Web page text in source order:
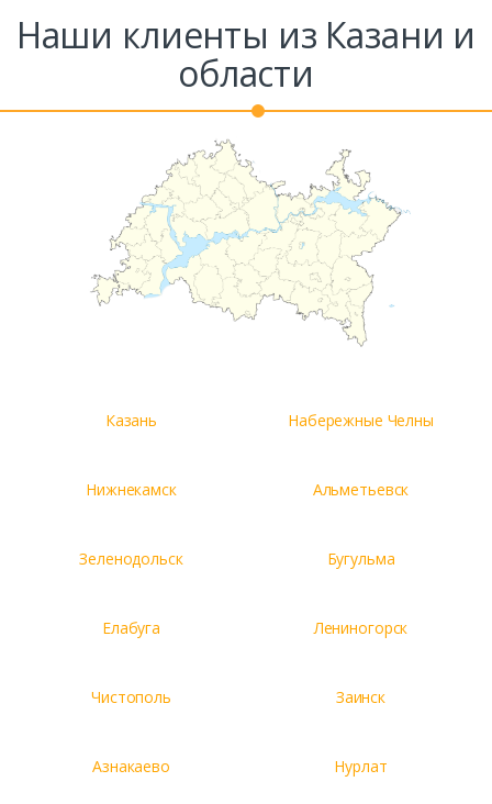
Наши клиенты из Казани и
области
Казань Набережные Челны
Нижнекамск Альметьевск
Зеленодольск Бугульма
Елабуга Лениногорск
Чистополь Заинск
Азнакаево Нурлат